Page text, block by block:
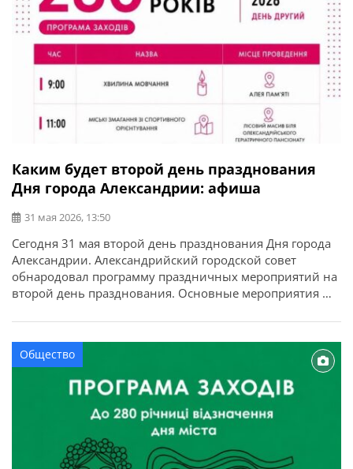
Каким будет второй день празднования
Дня города Александрии: афиша
31 мая 2026, 13:50
Сегодня 31 мая второй день празднования Дня города
Александрии. Александрийский городской совет
обнародовал программу праздничных мероприятий на
второй день празднования. Основные мероприятия —
Общество